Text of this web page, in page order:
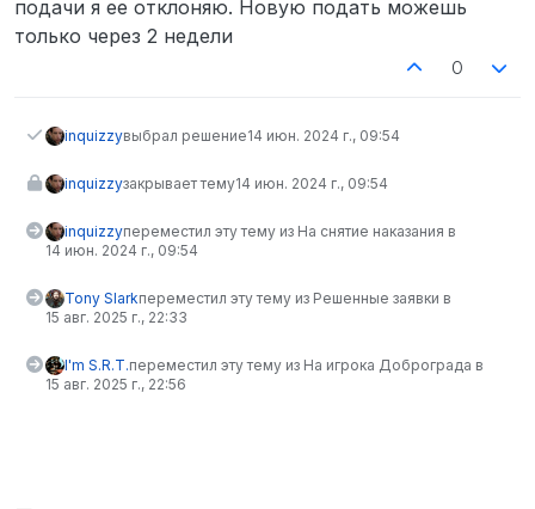
подачи я ее отклоняю. Новую подать можешь
только через 2 недели
0
inquizzyвыбрал решение14 июн. 2024 г., 09:54
inquizzyзакрывает тему14 июн. 2024 г., 09:54
inquizzyпереместил эту тему из На снятие наказания в
14 июн. 2024 г., 09:54
Tony Slarkпереместил эту тему из Решенные заявки в
15 авг. 2025 г., 22:33
I'm S.R.T.переместил эту тему из На игрока Доброграда в
15 авг. 2025 г., 22:56